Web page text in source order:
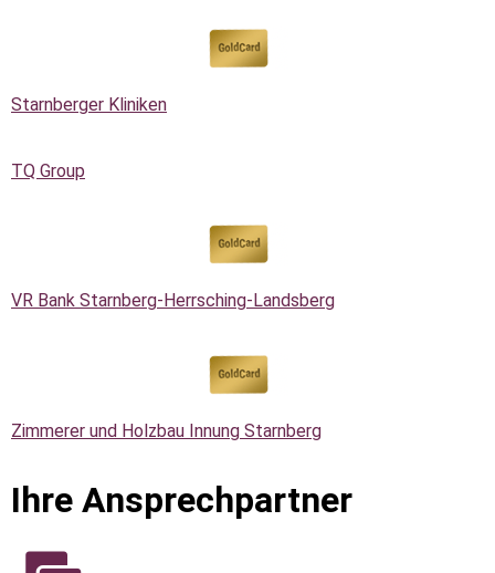
Starnberger Kliniken
TQ Group
VR Bank Starnberg-Herrsching-Landsberg
Zimmerer und Holzbau Innung Starnberg
Ihre Ansprechpartner